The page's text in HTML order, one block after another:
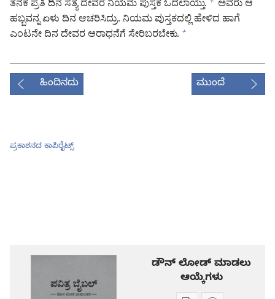
ತನಕ ಪ್ರತಿ ದಿನ ಸತ್ಯ ದೇವರ ನಿಯಮ ಪುಸ್ತಕ ಓದಲಾಯ್ತು. + ಅವರು ಆ
ಹಬ್ಬವನ್ನ ಏಳು ದಿನ ಆಚರಿಸಿದ್ರು. ನಿಯಮ ಪುಸ್ತಕದಲ್ಲಿ ಹೇಳಿದ ಹಾಗೆ
ಎಂಟನೇ ದಿನ ದೇವರ ಆರಾಧನೆಗೆ ಸೇರಿಬರಬೇಕು. +
ಹಿಂದಿನದು ಮುಂದೆ
ಪ್ರಕಾಶನದ ಕಾಪಿರೈಟ್ಸ್‌
ಡೌನ್ ಲೋಡ್ ಮಾಡಲು
ಆಯ್ಕೆಗಳು